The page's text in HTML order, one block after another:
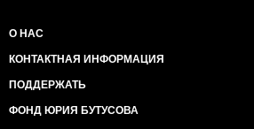
О НАС
КОНТАКТНАЯ ИНФОРМАЦИЯ
ПОДДЕРЖАТЬ
ФОНД ЮРИЯ БУТУСОВА